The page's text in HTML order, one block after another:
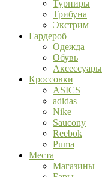
Турниры
Трибуна
Экстрим
Гардероб
Одежда
Обувь
Аксессуары
Кроссовки
ASICS
adidas
Nike
Saucony
Reebok
Puma
Места
Магазины